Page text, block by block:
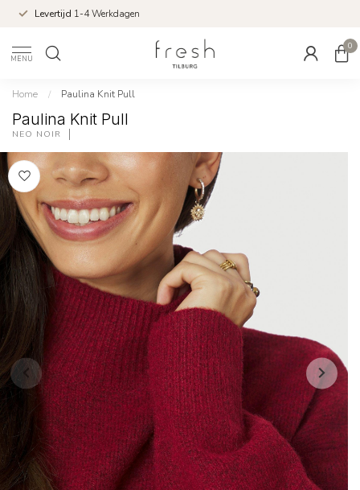
Levertijd 1-4 Werkdagen
MENU
0
Home / Paulina Knit Pull
Paulina Knit Pull
NEO NOIR